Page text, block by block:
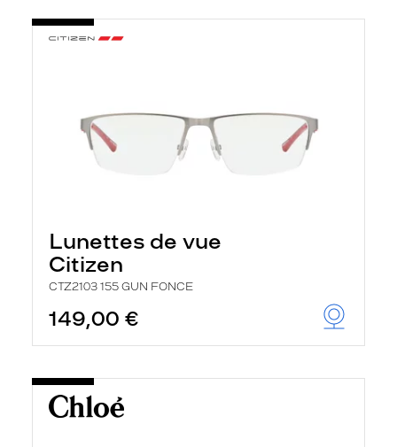
Lunettes de vue
Citizen
CTZ2103 155 GUN FONCE
149,00 €